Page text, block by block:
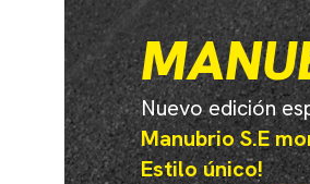
Nuevo edición
Manubrio S.E
Estilo único!